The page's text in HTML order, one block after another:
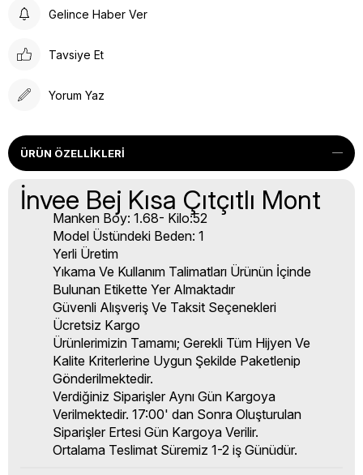
Gelince Haber Ver
Tavsiye Et
Yorum Yaz
ÜRÜN ÖZELLIKLERI
İnvee Bej Kısa Çıtçıtlı Mont
Manken Boy: 1.68- Kilo:52
Model Üstündeki Beden: 1
Yerli Üretim
Yıkama Ve Kullanım Talimatları Ürünün İçinde
Bulunan Etikette Yer Almaktadır
Güvenli Alışveriş Ve Taksit Seçenekleri
Ücretsiz Kargo
Ürünlerimizin Tamamı; Gerekli Tüm Hijyen Ve
Kalite Kriterlerine Uygun Şekilde Paketlenip
Gönderilmektedir.
Verdiğiniz Siparişler Aynı Gün Kargoya
Verilmektedir. 17:00' dan Sonra Oluşturulan
Siparişler Ertesi Gün Kargoya Verilir.
Ortalama Teslimat Süremiz 1-2 iş Günüdür.